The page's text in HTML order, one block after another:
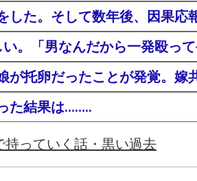
した。そして数年後、因果応
。「男なんだから一発殴っ
托卵だったことが発覚。
た結果は……..
持っていく話・黒い過去